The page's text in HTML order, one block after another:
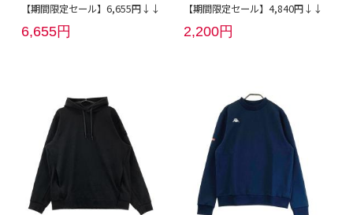
【期間限定セール】6,655円↓↓
6,655円
【期間限定セール】4,840円↓↓
2,200円